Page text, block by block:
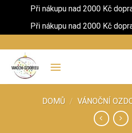
Při nákupu nad 2000 Kč
Při nákupu nad 2000 Kč
na
obsah
DOMŮ / VÁNOČNÍ